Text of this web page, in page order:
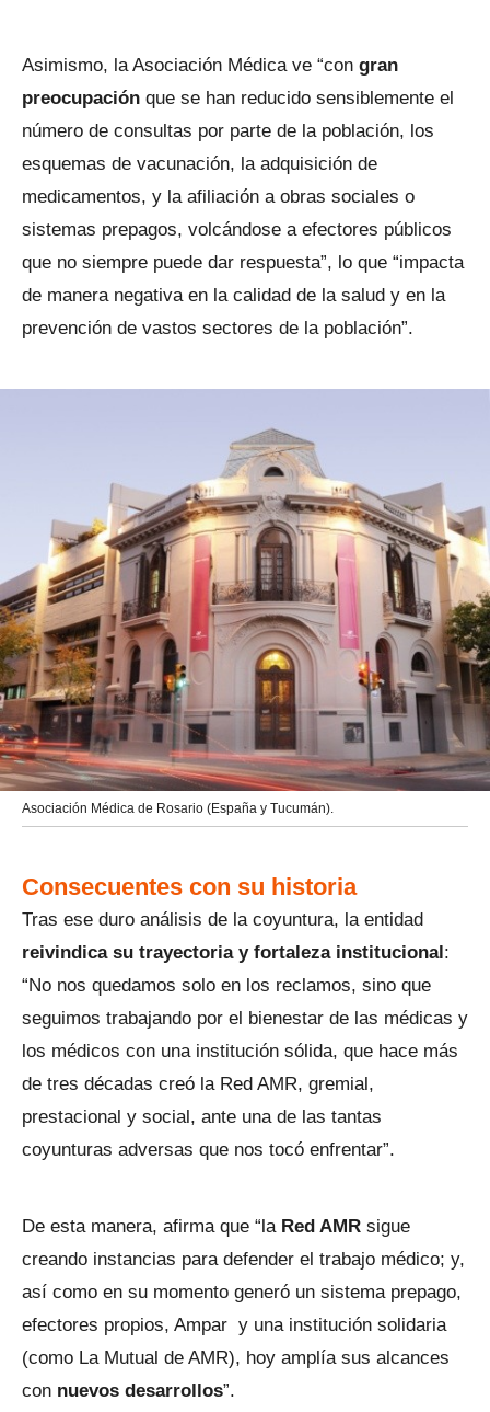
Asimismo, la Asociación Médica ve “con gran
preocupación que se han reducido sensiblemente el
número de consultas por parte de la población, los
esquemas de vacunación, la adquisición de
medicamentos, y la afiliación a obras sociales o
sistemas prepagos, volcándose a efectores públicos
que no siempre puede dar respuesta”, lo que “impacta
de manera negativa en la calidad de la salud y en la
prevención de vastos sectores de la población”.
Asociación Médica de Rosario (España y Tucumán).
Consecuentes con su historia
Tras ese duro análisis de la coyuntura, la entidad
reivindica su trayectoria y fortaleza institucional:
“No nos quedamos solo en los reclamos, sino que
seguimos trabajando por el bienestar de las médicas y
los médicos con una institución sólida, que hace más
de tres décadas creó la Red AMR, gremial,
prestacional y social, ante una de las tantas
coyunturas adversas que nos tocó enfrentar”.
De esta manera, afirma que “la Red AMR sigue
creando instancias para defender el trabajo médico; y,
así como en su momento generó un sistema prepago,
efectores propios, Ampar y una institución solidaria
(como La Mutual de AMR), hoy amplía sus alcances
con nuevos desarrollos”.